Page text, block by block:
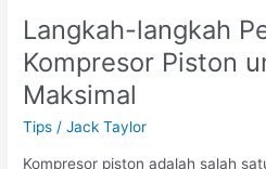
Langkah-langkah
Kompresor Piston
Maksimal
Tips /Jack Taylor
Kompresor piston adalah salah